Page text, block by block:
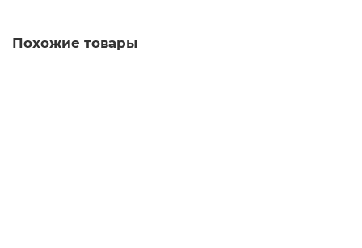
Похожие товары